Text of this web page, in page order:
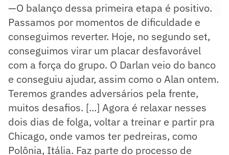
—O balanço dessa primeira etapa é positivo.
Passamos por momentos de dificuldade e
conseguimos reverter. Hoje, no segundo set,
conseguimos virar um placar desfavorável
com a força do grupo. O Darlan veio do banco
e conseguiu ajudar, assim como o Alan ontem.
Teremos grandes adversários pela frente,
muitos desafios. [...] Agora é relaxar nesses
dois dias de folga, voltar a treinar e partir pra
Chicago, onde vamos ter pedreiras, como
Polônia, Itália. Faz parte do processo de